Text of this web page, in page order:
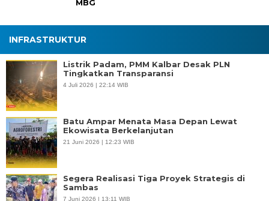
MBG
INFRASTRUKTUR
Listrik Padam, PMM Kalbar Desak PLN
Tingkatkan Transparansi
4 Juli 2026 | 22:14 WIB
Batu Ampar Menata Masa Depan Lewat
Ekowisata Berkelanjutan
21 Juni 2026 | 12:23 WIB
Segera Realisasi Tiga Proyek Strategis di
Sambas
7 Juni 2026 | 13:11 WIB